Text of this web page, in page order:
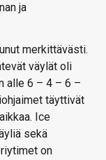
ja
merkittävästi.
väylät oli
alle 6 – 4 – 6 –
täyttivät
Ice
sekä
on